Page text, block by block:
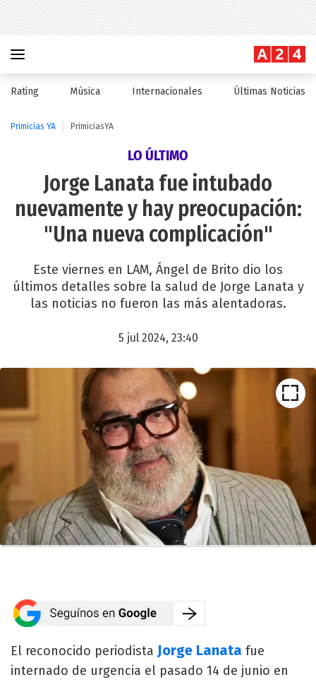
Rating Música Internacionales Últimas Noticias
Primicias YA PrimiciasYA
LO ÚLTIMO
Jorge Lanata fue intubado
nuevamente y hay preocupación:
"Una nueva complicación"
Este viernes en LAM, Ángel de Brito dio los
últimos detalles sobre la salud de Jorge Lanata y
las noticias no fueron las más alentadoras.
5 jul 2024, 23:40
El reconocido periodista Jorge Lanata fue
internado de urgencia el pasado 14 de junio en